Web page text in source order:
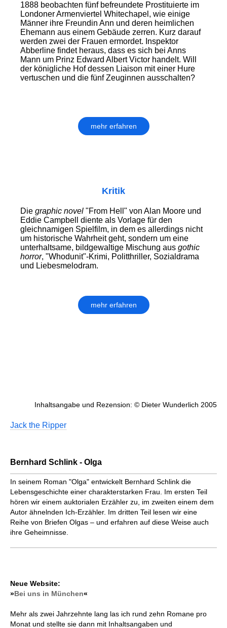
1888 beobachten fünf befreundete Prostituierte im
Londoner Armenviertel Whitechapel, wie einige
Männer ihre Freundin Ann und deren heimlichen
Ehemann aus einem Gebäude zerren. Kurz darauf
werden zwei der Frauen ermordet. Inspektor
Abberline findet heraus, dass es sich bei Anns
Mann um Prinz Edward Albert Victor handelt. Will
der königliche Hof dessen Liaison mit einer Hure
vertuschen und die fünf Zeuginnen ausschalten?
mehr erfahren
Kritik
Die graphic novel "From Hell" von Alan Moore und
Eddie Campbell diente als Vorlage für den
gleichnamigen Spielfilm, in dem es allerdings nicht
um historische Wahrheit geht, sondern um eine
unterhaltsame, bildgewaltige Mischung aus gothic
horror, "Whodunit"-Krimi, Politthriller, Sozialdrama
und Liebesmelodram.
mehr erfahren
Inhaltsangabe und Rezension: © Dieter Wunderlich 2005
Jack the Ripper
Bernhard Schlink - Olga
In seinem Roman "Olga" entwickelt Bernhard Schlink die
Lebens­geschich­te einer charakterstarken Frau. Im ersten Teil
hören wir einem aukto­rialen Erzähler zu, im zweiten einem dem
Autor ähnelnden Ich-Erzähler. Im dritten Teil lesen wir eine
Reihe von Briefen Olgas – und erfahren auf diese Weise auch
ihre Geheimnisse.
Neue Website:
»Bei uns in München«
Mehr als zwei Jahrzehnte lang las ich rund zehn Romane pro
Monat und stellte sie dann mit Inhaltsangaben und